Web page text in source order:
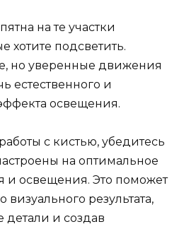
на те участки
хотите подсветить.
но уверенные движения
естественного и
освещения.
с кистью, убедитесь
на оптимальное
и освещения. Это поможет
результата,
и создав